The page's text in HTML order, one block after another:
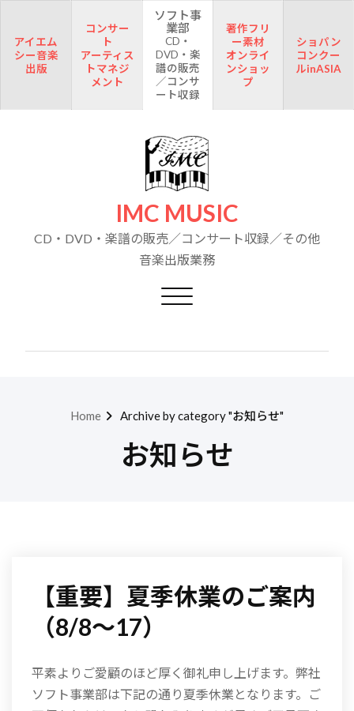
アイエム
シー音楽
出版
コンサー
ト
アーティス
トマネジ
メント
ソフト事
業部
CD・
DVD・楽
譜の販売
／コンサ
ート収録
著作フリ
ー素材
オンライ
ンショッ
プ
ショパン
コンクー
ルinASIA
IMC MUSIC
CD・DVD・楽譜の販売／コンサート収録／その他
音楽出版業務
Toggle navigation
Home Archive by category "お知らせ"
お知らせ
【重要】夏季休業のご案内
（8/8～17）
平素よりご愛顧のほど厚く御礼申し上げます。弊社
ソフト事業部は下記の通り夏季休業となります。ご